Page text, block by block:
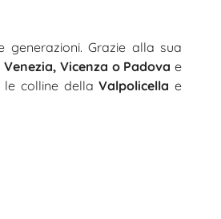
Grazie alla sua
Venezia, Vicenza o Padova e
colline dellaValpolicellae